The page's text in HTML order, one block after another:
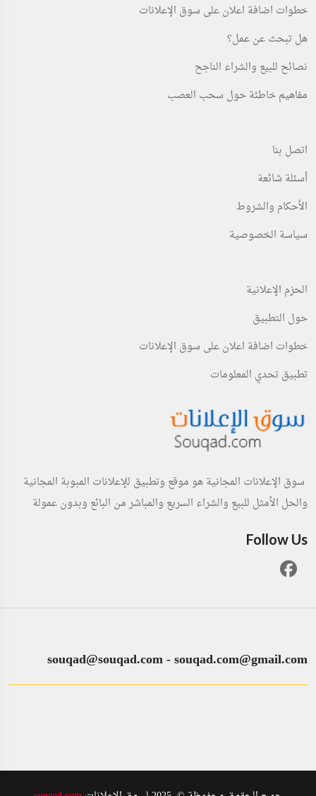
خطوات اضافة اعلان على سوق الإعلانات
هل تبحث عن عمل؟
نصائح للبيع والشراء الناجح
مفاهيم خاطئة حول سحب العصب
اتصل بنا
أسئلة شائعة
الأحكام والشروط
سياسة الخصوصية
الحزم الإعلانية
حول التطبيق
خطوات اضافة اعلان على سوق الإعلانات
تطبيق تحدي المعلومات
سوق الإعلانات المجانية هو موقع وتطبيق للإعلانات المبوبة المجانية
والحل الأمثل للبيع والشراء السريع والمباشر من البائع وبدون عمولة
Follow Us
souqad@souqad.com-souqad.com@gmail.com